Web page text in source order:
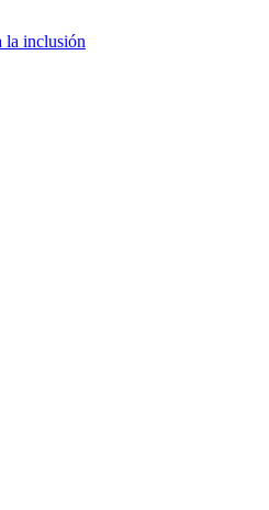
la inclusión